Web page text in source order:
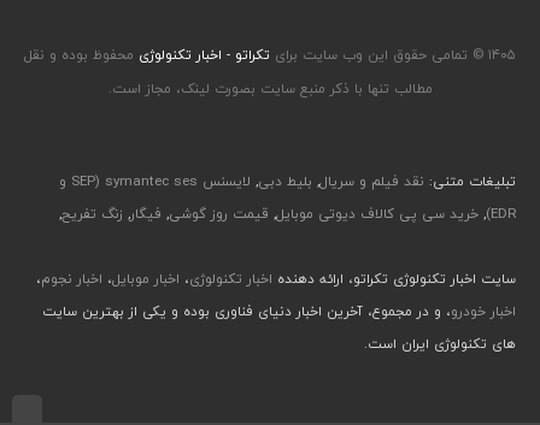
۱۴۰۵ © تمامی حقوق این وب سایت برای تکراتو - اخبار تکنولوژی محفوظ بوده و نقل
مطالب تنها با ذکر منبع سایت بصورت لینک، مجاز است.
تبلیغات متنی: نقد فیلم و سریال, بلیط دبی,
لایسنس symantec ses (SEP و
EDR)
, خرید سی پی کالاف دیوتی موبایل, قیمت روز گوشی, فیگار, زنگ تفریح,
سایت اخبار تکنولوژی تکراتو، ارائه دهنده اخبار تکنولوژی، اخبار موبایل، اخبار نجوم،
اخبار خودرو، و در مجموع، آخرین اخبار دنیای فناوری بوده و یکی از بهترین سایت
های تکنولوژی ایران است.